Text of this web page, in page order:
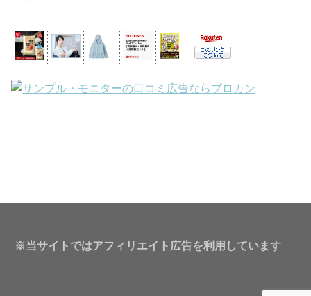
※当サイトではアフィリエイト広告を利用しています